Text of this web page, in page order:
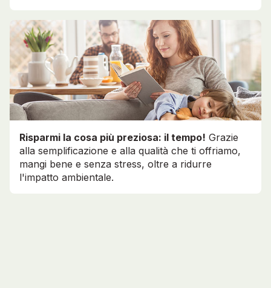
Risparmi la cosa più preziosa: il tempo! Grazie
alla semplificazione e alla qualità che ti offriamo,
mangi bene e senza stress, oltre a ridurre
l'impatto ambientale.